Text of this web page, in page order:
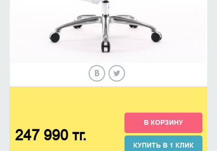
247 990 тг.
В КОРЗИНУ
КУПИТЬ В 1 КЛИК